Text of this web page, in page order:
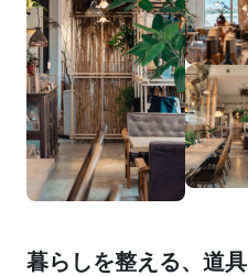
暮らしを整える、道